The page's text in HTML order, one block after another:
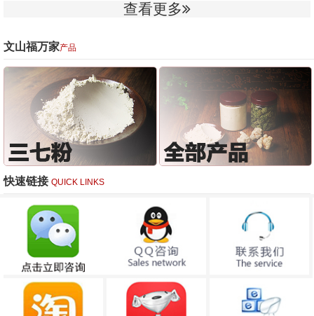
查看更多
文山福万家产品
快速链接 QUICK LINKS